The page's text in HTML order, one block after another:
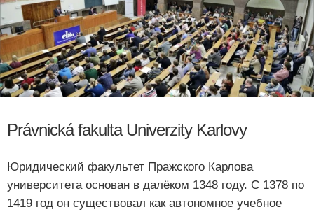
Právnická fakulta Univerzity Karlovy
Юридический факультет Пражского Карлова
университета основан в далёком 1348 году. С 1378 по
1419 год он существовал как автономное учебное